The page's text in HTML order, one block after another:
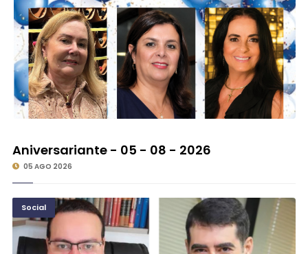
Aniversariante - 05 - 08 - 2026
05 AGO 2026
Social